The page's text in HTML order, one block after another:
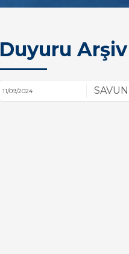
Duyuru Arşiv
11/09/2024